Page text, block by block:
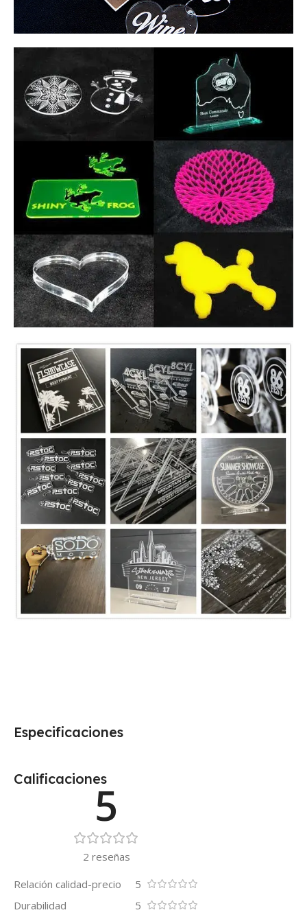
Especificaciones
Calificaciones5
2 reseñas
Relación calidad-precio
5
Durabilidad
5